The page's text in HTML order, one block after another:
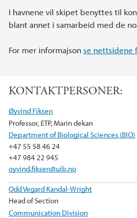
I havnene vil skipet benyttes til
blant annet i samarbeid med de
For mer informajsonse nettsidene
KONTAKTPERSONER:
Øyvind Fiksen
Professor, ETP, Marin dekan
Department of Biological Sciences (BIO)
+47 55 58 46 24
+47 984 22 945
oyvind.fiksen@uib.no
Odd Vegard Kandal-Wright
Head of Section
Communication Division